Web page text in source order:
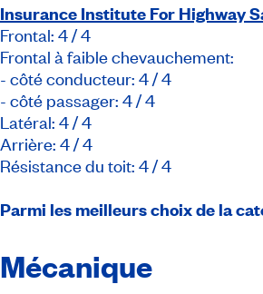
Insurance Institute For Highway
Frontal: 4 / 4
Frontal à faible chevauchement:
- côté conducteur: 4 / 4
- côté passager: 4 / 4
Latéral: 4 / 4
Arrière: 4 / 4
Résistance du toit: 4 / 4
Parmi les meilleurs choix de la
Mécanique